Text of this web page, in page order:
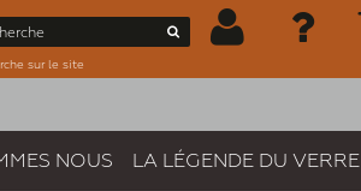
sur le site
NOUS LA LÉGENDE DU VERRE